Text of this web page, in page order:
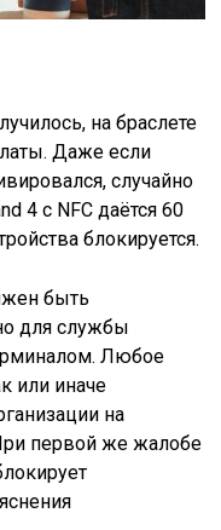
на браслете
Даже если
случайно
4 с NFC даётся 60
блокируется.
быть
для службы
Любое
или иначе
на
первой же жалобе